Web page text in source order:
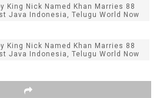
King Nick Named Khan Marries 88
Java Indonesia, Telugu World Now
King Nick Named Khan Marries 88
Java Indonesia, Telugu World Now